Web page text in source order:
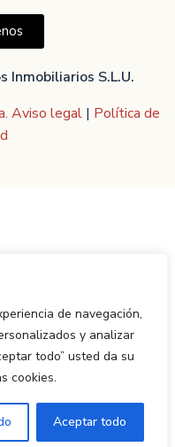
de navegación,
y analizar
todo” usted da su
cookies.
Aceptar todo
Inmobiliarios S.L.U.
Aviso legal | Política de
ES